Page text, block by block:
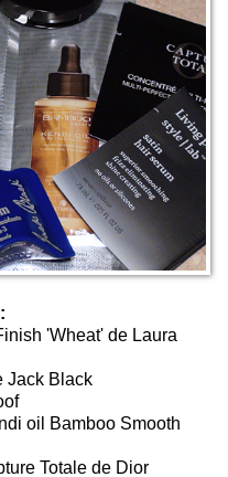
'Wheat' de Laura
Jack Black
oil Bamboo Smooth
Totale de Dior